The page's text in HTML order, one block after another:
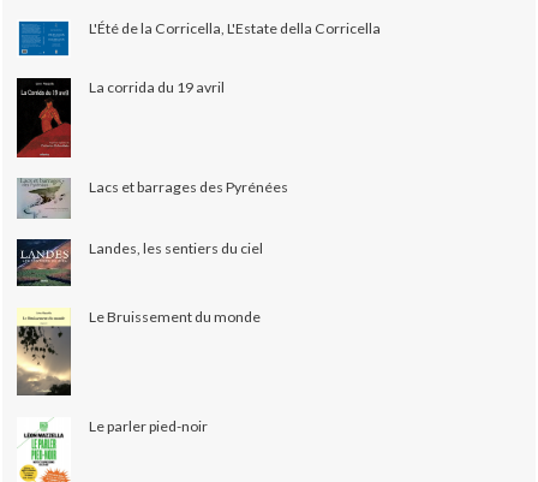
L'Été de la Corricella, L'Estate della Corricella
La corrida du 19 avril
Lacs et barrages des Pyrénées
Landes, les sentiers du ciel
Le Bruissement du monde
Le parler pied-noir